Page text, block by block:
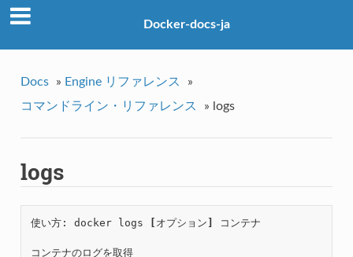
Docker-docs-ja
Docs » Engine リファレンス
»
コマンドライン・リファレンス
» logs
logs
使い方: docker logs オプション コンテナ
コンテナのログを取得